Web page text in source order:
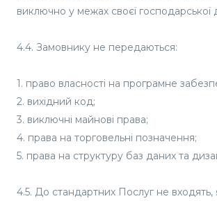
виключно у межах своєї господарської
4.4. Замовнику не передаються:
1. право власності на програмне
2. вихідний код;
3. виключні майнові права;
4. права на торговельні позначення;
5. права на структуру баз даних та
4.5. До стандартних Послуг не